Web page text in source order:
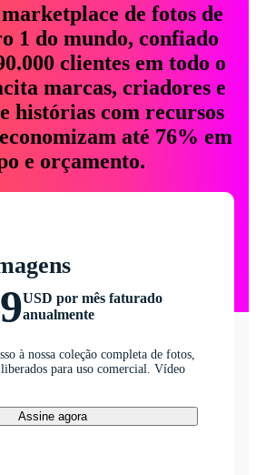
de fotos de
1 do mundo, confiado
clientes em todo o
marcas, criadores e
histórias com recursos
até 76% em
e orçamento.
USD por mês faturado
anualmente
à nossa coleção completa de fotos,
para uso comercial. Vídeo
Assine agora